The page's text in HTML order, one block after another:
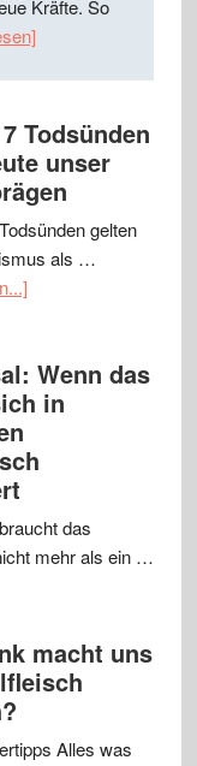
Kräfte. So
Todsünden
unser
gelten
als …
Wenn das
in
das
mehr als ein …
macht uns
Alles was